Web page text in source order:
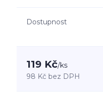
Dostupnost
119 Kč/ks
98 Kč bez DPH